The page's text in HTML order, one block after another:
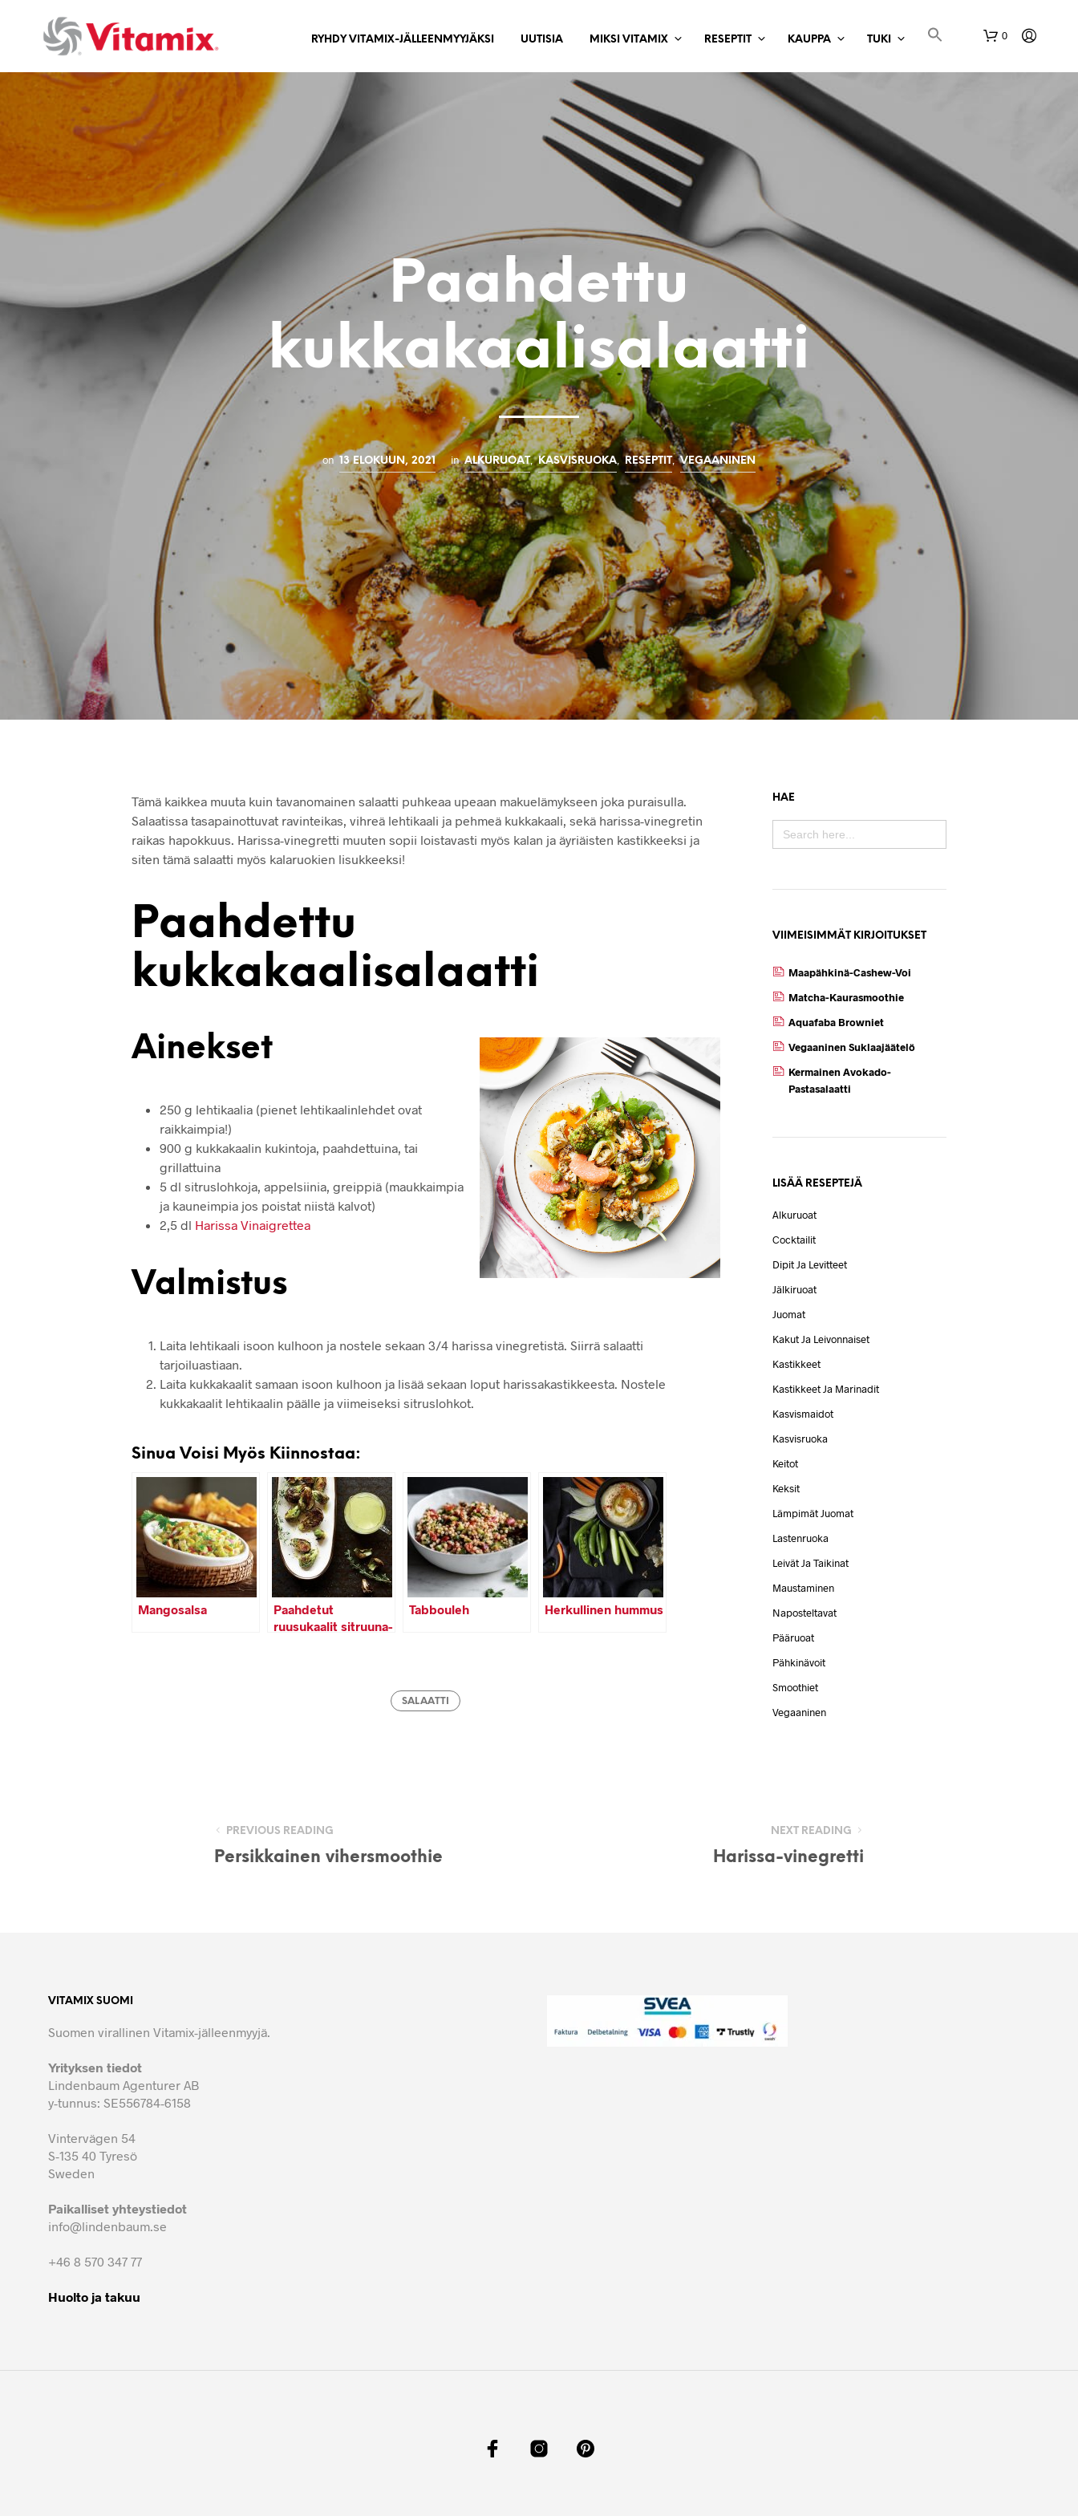
RYHDY VITAMIX-JÄLLEENMYYJÄKSI UUTISIA MIKSI VITAMIX RESEPTIT KAUPPA TUKI 0
Paahdettu
kukkakaalisalaatti
on 13 ELOKUUN, 2021 in ALKURUOAT, KASVISRUOKA, RESEPTIT, VEGAANINEN
Tämä kaikkea muuta kuin tavanomainen salaatti puhkeaa upeaan makuelämykseen joka puraisulla.
Salaatissa tasapainottuvat ravinteikas, vihreä lehtikaali ja pehmeä kukkakaali, sekä harissa-vinegretin
raikas hapokkuus. Harissa-vinegretti muuten sopii loistavasti myös kalan ja äyriäisten kastikkeeksi ja
siten tämä salaatti myös kalaruokien lisukkeeksi!
Paahdettu
kukkakaalisalaatti
Ainekset
250 g lehtikaalia (pienet lehtikaalinlehdet ovat
raikkaimpia!)
900 g kukkakaalin kukintoja, paahdettuina, tai
grillattuina
5 dl sitruslohkoja, appelsiinia, greippiä (maukkaimpia
ja kauneimpia jos poistat niistä kalvot)
2,5 dl Harissa Vinaigrettea
Valmistus
Laita lehtikaali isoon kulhoon ja nostele sekaan 3/4 harissa vinegretistä. Siirrä salaatti
tarjoiluastiaan.
Laita kukkakaalit samaan isoon kulhoon ja lisää sekaan loput harissakastikkeesta. Nostele
kukkakaalit lehtikaalin päälle ja viimeiseksi sitruslohkot.
Sinua Voisi Myös Kiinnostaa:
Mangosalsa
Paahdetut
ruusukaalit sitruuna-
Tabbouleh Herkullinen hummus
SALAATTI
HAE
SEARCH
FOR:
VIIMEISIMMÄT KIRJOITUKSET
Maapähkinä-Cashew-Voi
Matcha-Kaurasmoothie
Aquafaba Browniet
Vegaaninen Suklaajäätelö
Kermainen Avokado-
Pastasalaatti
LISÄÄ RESEPTEJÄ
Alkuruoat
Cocktailit
Dipit Ja Levitteet
Jälkiruoat
Juomat
Kakut Ja Leivonnaiset
Kastikkeet
Kastikkeet Ja Marinadit
Kasvismaidot
Kasvisruoka
Keitot
Keksit
Lämpimät Juomat
Lastenruoka
Leivät Ja Taikinat
Maustaminen
Naposteltavat
Pääruoat
Pähkinävoit
Smoothiet
Vegaaninen
PREVIOUS READING
Persikkainen vihersmoothie
NEXT READING
Harissa-vinegretti
VITAMIX SUOMI
Suomen virallinen Vitamix-jälleenmyyjä.
Yrityksen tiedot
Lindenbaum Agenturer AB
y-tunnus: SE556784-6158
Vintervägen 54
S-135 40 Tyresö
Sweden
Paikalliset yhteystiedot
info@lindenbaum.se
+46 8 570 347 77
Huolto ja takuu